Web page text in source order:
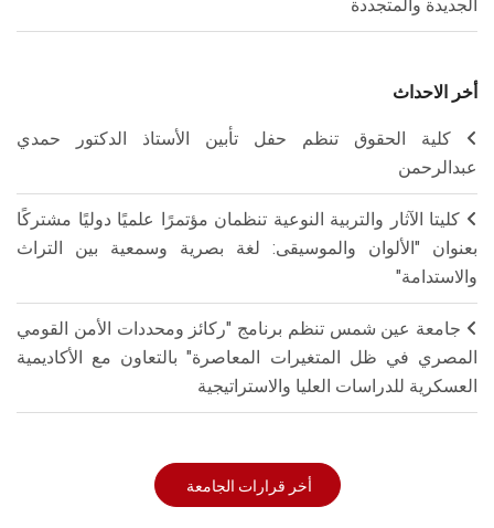
الجديدة والمتجددة
أخر الاحداث
كلية الحقوق تنظم حفل تأبين الأستاذ الدكتور حمدي
عبدالرحمن
كليتا الآثار والتربية النوعية تنظمان مؤتمرًا علميًا دوليًا مشتركًا
بعنوان "الألوان والموسيقى: لغة بصرية وسمعية بين التراث
والاستدامة"
جامعة عين شمس تنظم برنامج "ركائز ومحددات الأمن القومي
المصري في ظل المتغيرات المعاصرة" بالتعاون مع الأكاديمية
العسكرية للدراسات العليا والاستراتيجية
أخر قرارات الجامعة